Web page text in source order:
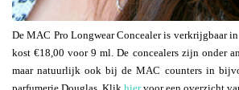
De MAC Pro Longwear Concealer is verkrijgbaar
kost €18,00 voor 9 ml. De concealers zijn onder
maar natuurlijk ook bij de MAC counters in